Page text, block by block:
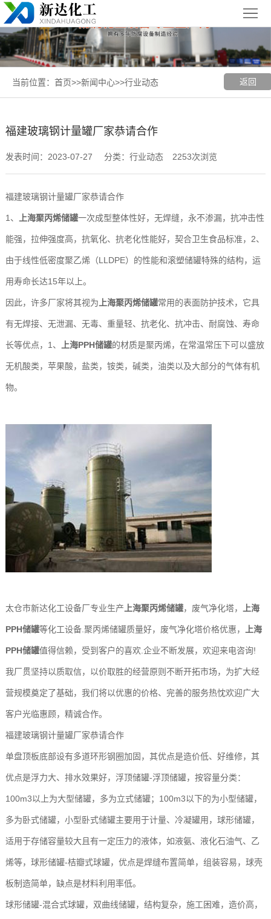
页
关
于
我
们
新
闻
中
心
聚丙烯
（PP）
设备
PPH
设备
聚
复
合
玻
钢
设
设备
例
展
上
海
系
我
们
返回
当前位置： 首页>>新闻中心>>行业动态
福建玻璃钢计量罐厂家恭请合作
发表时间：2023-07-27 分类：行业动态 2253次浏览
福建玻璃钢计量罐厂家恭请合作
1、 上海聚丙烯储罐一次成型整体性好，无焊缝，永不渗漏，抗冲击性
能强，拉伸强度高，抗氧化、抗老化性能好，契合卫生食品标准，2、
由于线性低密度聚乙烯（LLDPE）的性能和滚塑储罐特殊的结构，运
用寿命长达15年以上。
因此，许多厂家将其视为 上海聚丙烯储罐常用的表面防护技术，它具
有无焊接、无泄漏、无毒、重量轻、抗老化、抗冲击、耐腐蚀、寿命
长等优点，1、 上海PPH储罐的材质是聚丙烯，在常温常压下可以盛放
无机酸类，苹果酸，盐类，铵类，碱类，油类以及大部分的气体有机
物。
太仓市新达化工设备厂专业生产 上海聚丙烯储罐，废气净化塔， 上海
PPH储罐等化工设备.聚丙烯储罐质量好，废气净化塔价格优惠， 上海
PPH储罐值得信赖，受到客户的喜欢.企业不断发展，欢迎来电咨询!
我厂贯坚持以质取信，以价取胜的经营原则不断开拓市场，为扩大经
营规模奠定了基础，我们将以优惠的价格、完善的服务热忱欢迎广大
客户光临惠顾，精诚合作。
福建玻璃钢计量罐厂家恭请合作
单盘顶板底部设有多道环形钢圈加固，其优点是造价低、好维修，其
优点是浮力大、排水效果好，浮顶储罐-浮顶储罐，按容量分类：
100m3以上为大型储罐，多为立式储罐；100m3以下的为小型储罐，
多为卧式储罐，小型卧式储罐主要用于计量、冷凝罐用，球形储罐，
适用于存储容量较大且有一定压力的液体，如液氨、液化石油气、乙
烯等，球形储罐-桔瓣式球罐，优点是焊缝布置简单，组装容易，球壳
板制造简单，缺点是材料利用率低。
球形储罐-混合式球罐，双曲线储罐，结构复杂，施工困难，造价高，